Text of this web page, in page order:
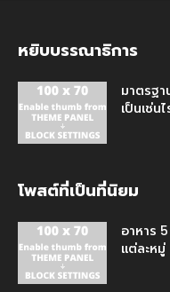
หยิบบรรณาธิการ
มาตรฐ
เป็นเช่นไ
โพสต์ที่เป็นที่นิยม
อาหาร
แต่ละหมู่